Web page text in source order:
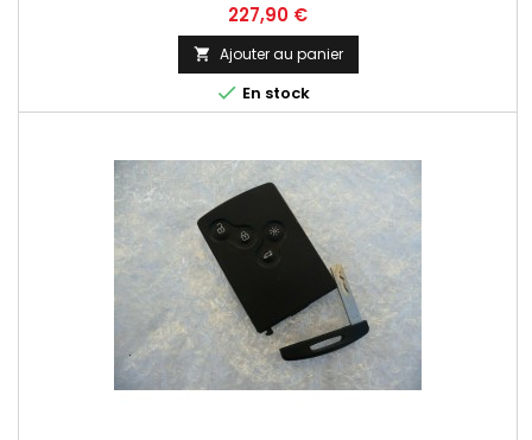
Prix
227,90 €
 Ajouter au panier
 En stock